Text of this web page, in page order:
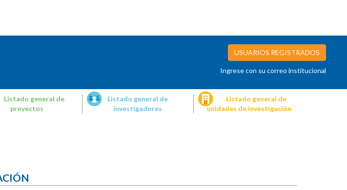
USUARIOS REGISTRADOS
Ingrese con su correo institucional
Listado general de
proyectos
Listado general de
investigadores
Listado general de
unidades de investigación